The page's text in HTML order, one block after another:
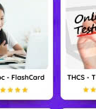
là: